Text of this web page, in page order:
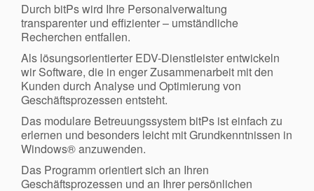
Durch bitPs wird Ihre Personalverwaltung
transparenter und effizienter – umständliche
Recherchen entfallen.
Als lösungsorientierter EDV-Dienstleister entwickeln
wir Software, die in enger Zusammenarbeit mit den
Kunden durch Analyse und Optimierung von
Geschäftsprozessen entsteht.
Das modulare Betreuungssystem bitPs ist einfach zu
erlernen und besonders leicht mit Grundkenntnissen in
Windows® anzuwenden.
Das Programm orientiert sich an Ihren
Geschäftsprozessen und an Ihrer persönlichen